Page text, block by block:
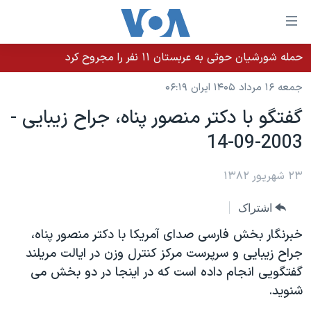
لینکهای
قابل
دسترسی
جهش
محتوای
اصلی
به
اصلی
جهش
به
جستجو
خانه
نسخه سبک وب‌سایت
موضوع ها
ایران
آمریکا
گزیده‌ها
ویژه برنامه‌ها
ویدیوها
برنامه های تلویزیونی
جدول برنامه ها
صفحه‌های ویژه
عملیات خشم حماسی
۲۵۰سالگی آمریکا
بایگانی برنامه‌های تلویزیونی
فرکانس‌های صدای آمریکا
پخش رادیویی
یادگیری زبان انگلیسی
حمله شورشیان حوثی به عربستان ۱۱ نفر را مجروح کرد
جمعه ۱۶ مرداد ۱۴۰۵ ایران ۰۶:۱۹
گفتگو با دکتر منصور پناه، جراح زيبايی -
2003-09-14
۲۳ شهریور ۱۳۸۲
اشتراک
خبرنگار بخش فارسی صدای آمريکا با دکتر منصور پناه،
جراح زيبايی و سرپرست مرکز کنترل وزن در ايالت مريلند
گفتگويی انجام داده است که در اينجا در دو بخش می
شنويد.